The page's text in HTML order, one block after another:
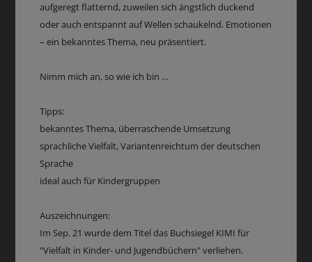
aufgeregt flatternd, zuweilen sich ängstlich duckend
oder auch entspannt auf Wellen schaukelnd. Emotionen
– ein bekanntes Thema, neu präsentiert.
Nimm mich an, so wie ich bin …
Tipps:
bekanntes Thema, überraschende Umsetzung
sprachliche Vielfalt, Variantenreichtum der deutschen
Sprache
ideal auch für Kindergruppen
Auszeichnungen:
Im Sep. 21 wurde dem Titel das Buchsiegel KIMI für
"Vielfalt in Kinder- und Jugendbüchern" verliehen.